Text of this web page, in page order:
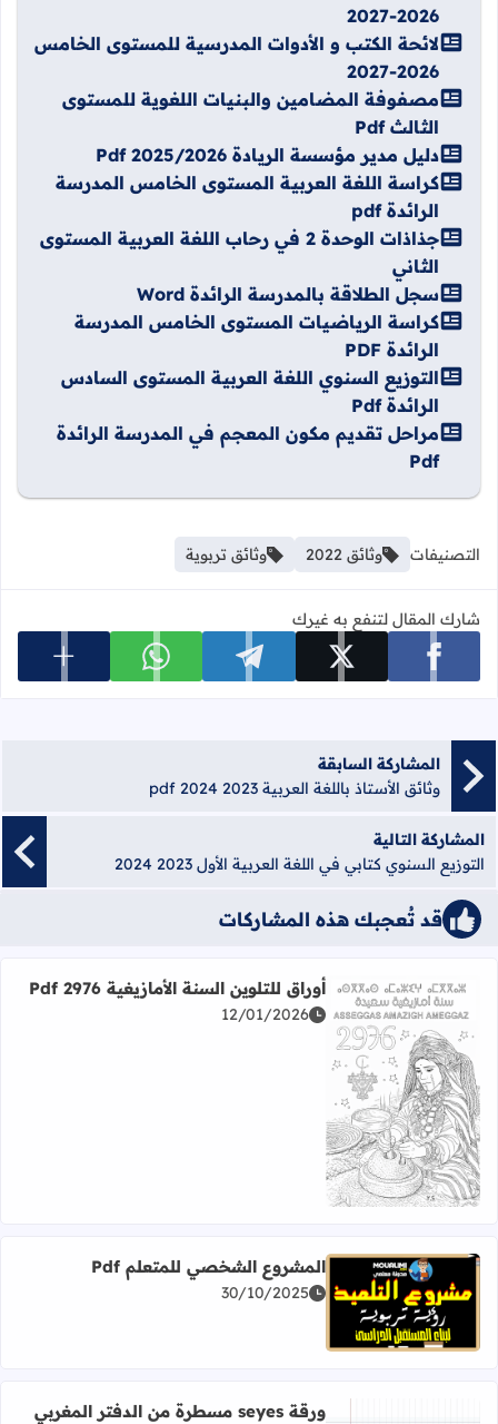
2026-2027
لائحة الكتب و الأدوات المدرسية للمستوى الخامس
2026-2027
مصفوفة المضامين والبنيات اللغوية للمستوى
الثالث Pdf
دليل مدير مؤسسة الريادة 2025/2026 Pdf
كراسة اللغة العربية المستوى الخامس المدرسة
الرائدة pdf
جذاذات الوحدة 2 في رحاب اللغة العربية المستوى
الثاني
سجل الطلاقة بالمدرسة الرائدة Word
كراسة الرياضيات المستوى الخامس المدرسة
الرائدة PDF
التوزيع السنوي اللغة العربية المستوى السادس
الرائدة Pdf
مراحل تقديم مكون المعجم في المدرسة الرائدة
Pdf
التصنيفات وثائق 2022 وثائق تربوية
شارك المقال لتنفع به غيرك
شارك على facebook شارك على x شارك على telegram شارك على whatsapp عرض
المشاركة السابقة
وثائق الأستاذ باللغة العربية 2023 2024 pdf
المشاركة التالية
التوزيع السنوي كتابي في اللغة العربية الأول 2023 2024
قد تُعجبك هذه المشاركات
اقرأ المزيد عن أوراق للتلوين السنة الأمازيغية 2976 Pdf
أوراق للتلوين السنة الأمازيغية 2976 Pdf
12/01/2026
اقرأ المزيد عن المشروع الشخصي للمتعلم Pdf
المشروع الشخصي للمتعلم Pdf
30/10/2025
ورقة seyes مسطرة من الدفتر المغربي